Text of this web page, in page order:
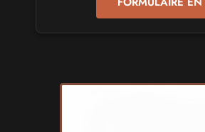
SALONS & CONVENTIONS GEEKS
Play Azur Festival 2027
SALONS & CONVENTIONS GEEKS